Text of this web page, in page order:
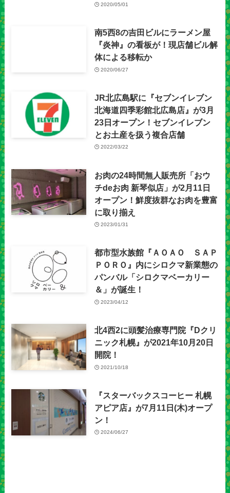
2020/05/01
南5西8の吉田ビルにラーメン屋
『炎神』の看板が！現店舗ビル解
体による移転か
2020/06/27
JR北広島駅に『セブンイレブン
北海道四季彩館北広島店』が3月
23日オープン！セブンイレブン
とお土産を扱う複合店舗
2022/03/22
お肉の24時間無人販売所「おウ
チdeお肉 新琴似店」が2月11日
オープン！鮮度抜群なお肉を豊富
に取り揃え
2023/01/31
都市型水族館『ＡＯＡＯ ＳＡＰ
ＰＯＲＯ』内にシロクマ新業態の
パンバル「シロクマベーカリー
＆」が誕生！
2023/04/12
北4西2に頭髪治療専門院『Dクリ
ニック札幌』が2021年10月20日
開院！
2021/10/18
『スターバックスコーヒー 札幌
アピア店』が7月11日(木)オープ
ン！
2024/06/27